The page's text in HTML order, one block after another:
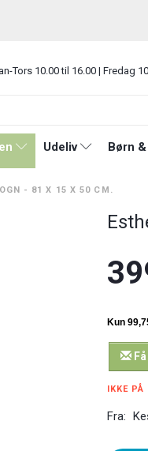
Tors 10.00 til 16.00 | Fredag
Udeliv Børn
- 81 X 15 X 50 CM.
IKKE PÅ
Fra: